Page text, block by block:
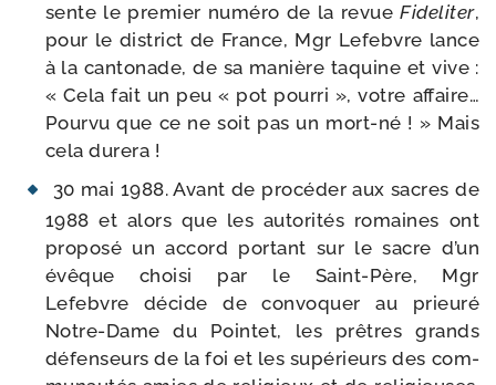
sente le pre­mier numé­ro de la revue Fideliter,
pour le dis­trict de France, Mgr Lefebvre lance
à la can­to­nade, de sa manière taquine et vive :
« Cela fait un peu « pot pour­ri », votre affaire…
Pourvu que ce ne soit pas un mort-​né ! » Mais
cela durera !
30 mai 1988. Avant de pro­cé­der aux sacres de
1988 et alors que les auto­ri­tés romaines ont
pro­po­sé un accord por­tant sur le sacre d’un
évêque choi­si par le Saint-​Père, Mgr
Lefebvre décide de convo­quer au prieu­ré
Notre-​Dame du Pointet, les prêtres grands
défen­seurs de la foi et les supé­rieurs des com­